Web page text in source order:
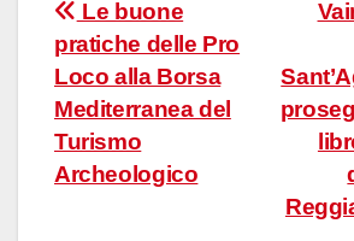
Navigazione
articoli
Le buone
pratiche delle Pro
Loco alla Borsa
Mediterranea del
Turismo
Archeologico